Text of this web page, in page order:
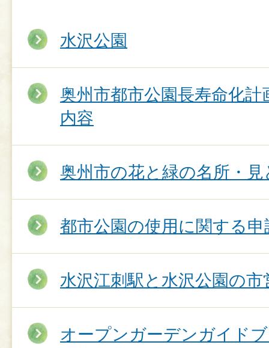
水沢公園
奥州市都市公園長寿命化
内容
奥州市の花と緑の名所・
都市公園の使用に関する申
水沢江刺駅と水沢公園の
オープンガーデンガイド